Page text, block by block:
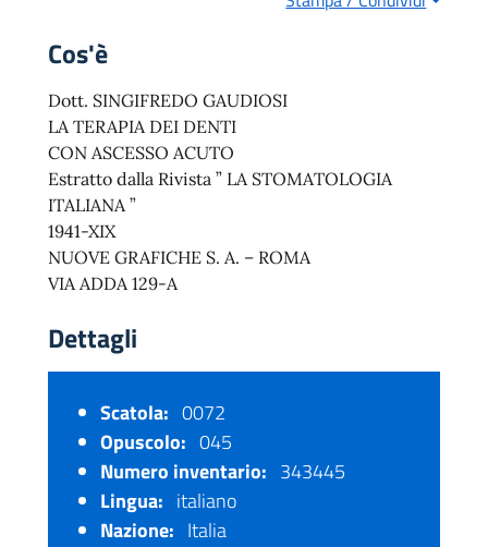
Cos'è
Dott. SINGIFREDO GAUDIOSI
LA TERAPIA DEI DENTI
CON ASCESSO ACUTO
Estratto dalla Rivista ” LA STOMATOLOGIA
ITALIANA ”
1941-XIX
NUOVE GRAFICHE S. A. – ROMA
VIA ADDA 129-A
Dettagli
Scatola: 0072
Opuscolo: 045
Numero inventario: 343445
Lingua: italiano
Nazione: Italia